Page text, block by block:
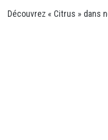
Découvrez « Citrus » dans